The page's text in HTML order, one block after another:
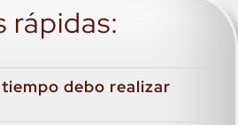
rápidas:
debo realizar